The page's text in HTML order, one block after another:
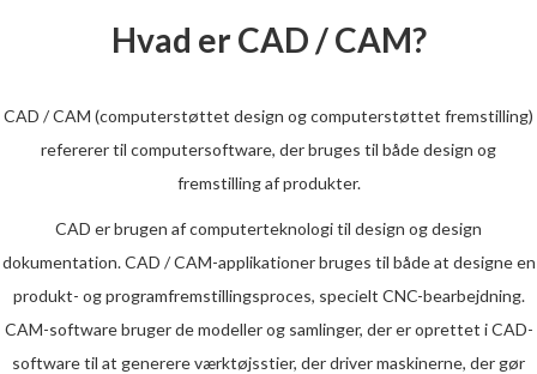
Hvad er CAD / CAM?
CAD / CAM (computerstøttet design og computerstøttet fremstilling)
refererer til computersoftware, der bruges til både design og
fremstilling af produkter.
CAD er brugen af ​​computerteknologi til design og design
dokumentation. CAD / CAM-applikationer bruges til både at designe en
produkt- og programfremstillingsproces, specielt CNC-bearbejdning.
CAM-software bruger de modeller og samlinger, der er oprettet i CAD-
software til at generere værktøjsstier, der driver maskinerne, der gør